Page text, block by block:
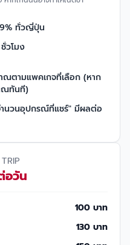
ทั่วญี่ปุ่น
วโมง
ณตามแพคเกจที่เลือก (หาก
ณทันที)
นวนอุปกรณ์ที่แชร์" มีผลต่อ
อวัน
100 บาท
130 บาท